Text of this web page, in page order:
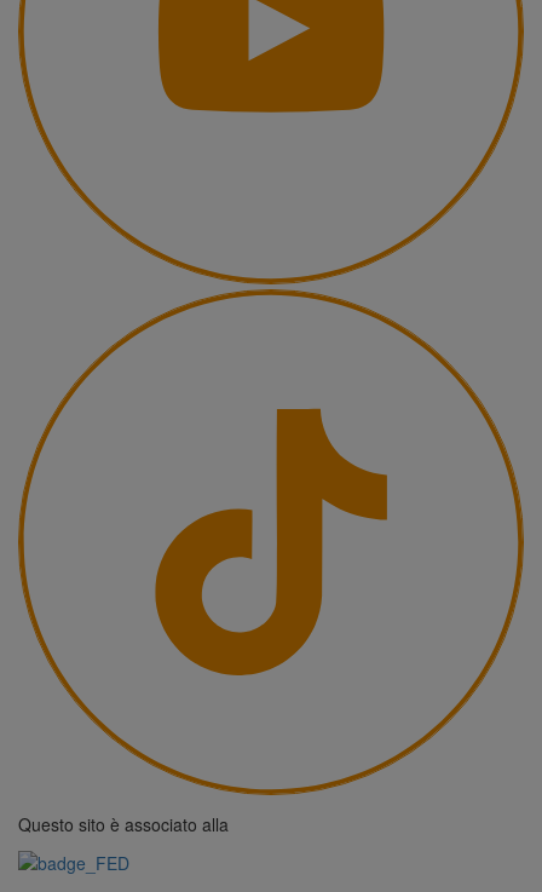
Questo sito è associato alla